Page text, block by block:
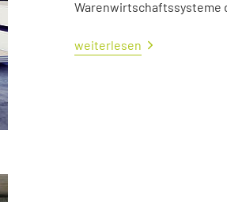
Warenwirtschaftssysteme
weiterlesen